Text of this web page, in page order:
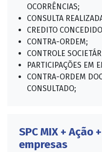
OCORRÊNCIAS;
CONSULTA
CREDITO
CONTRA-ORDEM;
CONTROLE
PARTICIPAÇÕES EM
CONTRA-ORDEM
CONSULTADO;
SPC MIX + Ação
empresas